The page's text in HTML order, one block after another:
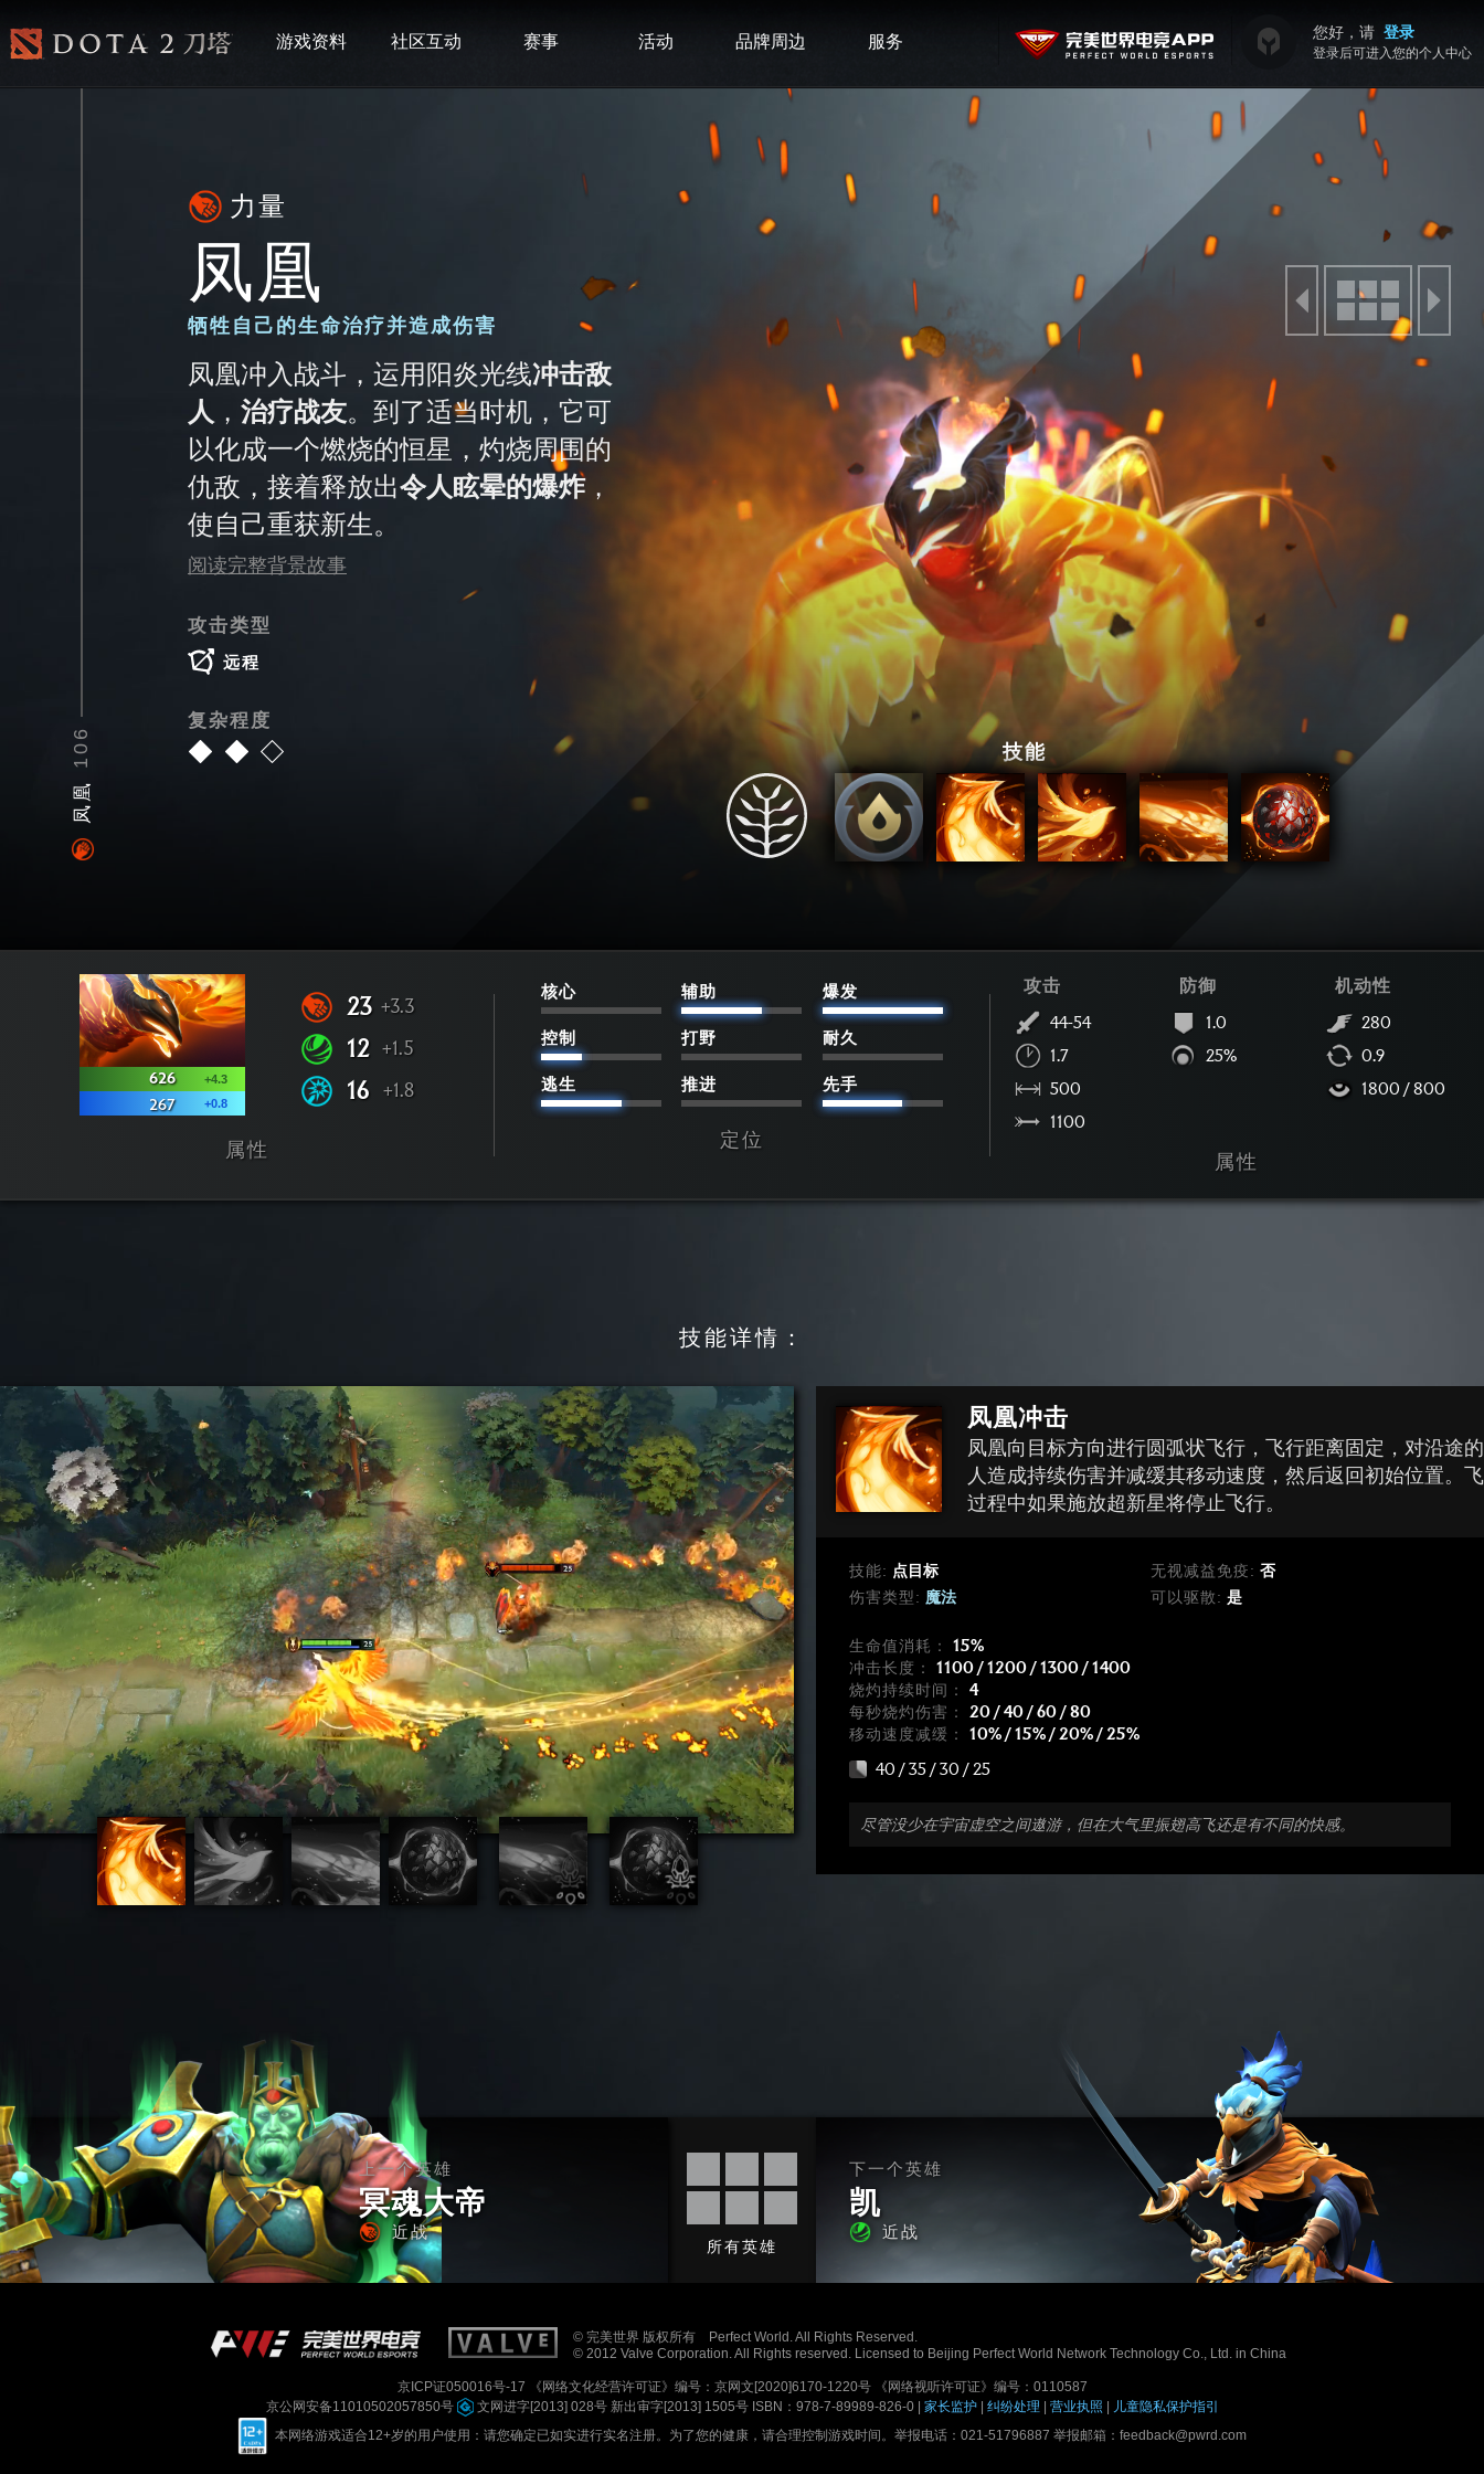
游戏资料 社区互动 赛事 活动 品牌周边 服务 您好，请 登录
登录后可进入您的个人中心
力量
凤凰
牺牲自己的生命治疗并造成伤害
凤凰冲入战斗，运用阳炎光线冲击敌
人 ， 治疗战友。到了适当时机，它可
以化成一个燃烧的恒星，灼烧周围的
仇敌，接着释放出令人眩晕的爆炸，
使自己重获新生。
阅读完整背景故事
攻击类型
远程
复杂程度
凤凰
106 技能
626 +4.3
267 +0.8
23 +3.3
12 +1.5
16 +1.8
属性
核心 辅助 爆发
控制 打野 耐久
逃生 推进 先手
定位
攻击
44-54
1.7
500
1100
防御
1.0
25%
机动性
280
0.9
1800 / 800
属性
技能详情：
凤凰冲击
凤凰向目标方向进行圆弧状飞行，飞行距离固定，对沿途
人造成持续伤害并减缓其移动速度，然后返回初始位置。
过程中如果施放超新星将停止飞行。
技能: 点目标
伤害类型: 魔法
无视减益免疫: 否
可以驱散: 是
生命值消耗： 15%
冲击长度： 1100 / 1200 / 1300 / 1400
烧灼持续时间： 4
每秒烧灼伤害： 20 / 40 / 60 / 80
移动速度减缓： 10% / 15% / 20% / 25%
40 / 35 / 30 / 25
尽管没少在宇宙虚空之间遨游，但在大气里振翅高飞还是有不同的快感。
上一个英雄
冥魂大帝
近战
所有英雄
下一个英雄
凯
近战
© 完美世界 版权所有 Perfect World. All Rights Reserved.
© 2012 Valve Corporation. All Rights reserved. Licensed to Beijing Perfect World Network Technology Co., Ltd. in China
京ICP证050016号-17 《网络文化经营许可证》编号：京网文[2020]6170-1220号
《网络视听许可证》编号：0110587
京公网安备11010502057850号
文网进字[2013] 028号 新出审字[2013] 1505号 ISBN：978-7-89989-826-0 | 家长监护 纠纷处理 营业执照
儿童隐私保护指引
本网络游戏适合12+岁的用户使用：请您确定已如实进行实名注册。为了您的健康，请合理控制游戏时间。举报电话：021-51796887 举报邮箱：feedback@pwrd.com